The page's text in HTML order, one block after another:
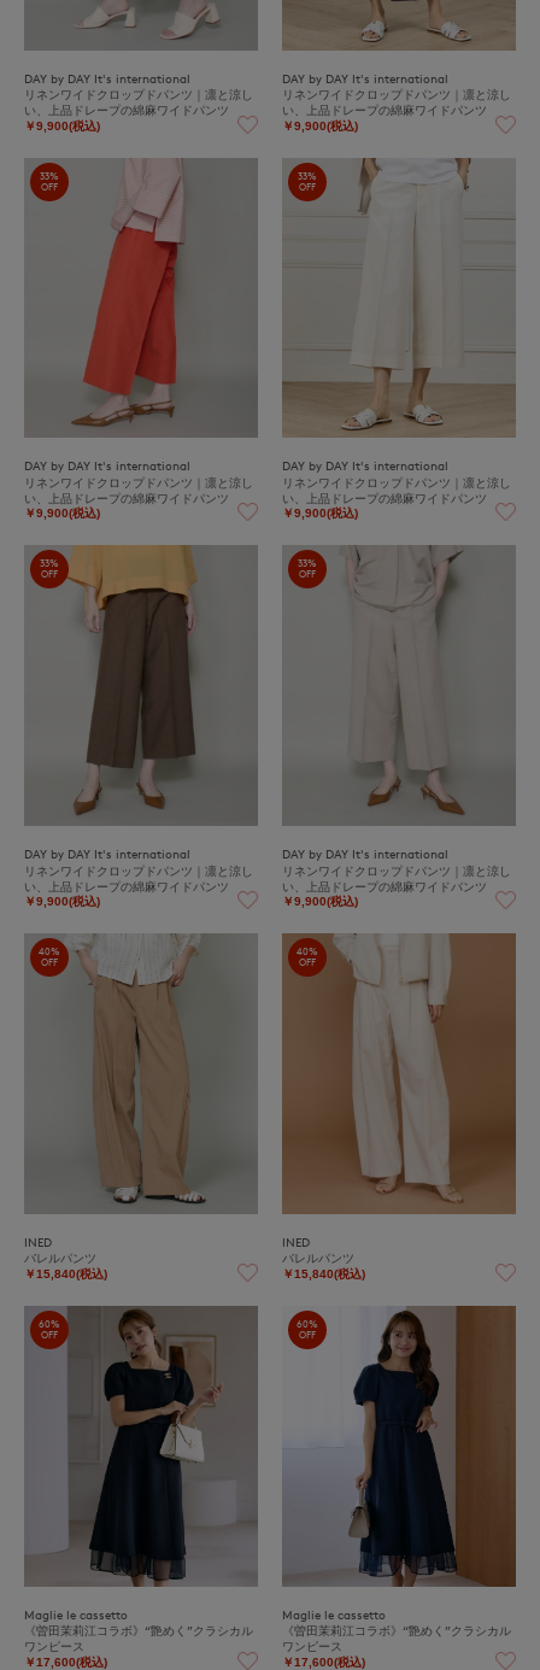
DAY by DAY It's international
リネンワイドクロップドパンツ｜凛と涼し
い、上品ドレープの綿麻ワイドパンツ
￥9,900(税込)
DAY by DAY It's international
リネンワイドクロップドパンツ｜凛と涼し
い、上品ドレープの綿麻ワイドパンツ
￥9,900(税込)
33%
OFF
DAY by DAY It's international
リネンワイドクロップドパンツ｜凛と涼し
い、上品ドレープの綿麻ワイドパンツ
￥9,900(税込)
33%
OFF
DAY by DAY It's international
リネンワイドクロップドパンツ｜凛と涼し
い、上品ドレープの綿麻ワイドパンツ
￥9,900(税込)
33%
OFF
DAY by DAY It's international
リネンワイドクロップドパンツ｜凛と涼し
い、上品ドレープの綿麻ワイドパンツ
￥9,900(税込)
33%
OFF
DAY by DAY It's international
リネンワイドクロップドパンツ｜凛と涼し
い、上品ドレープの綿麻ワイドパンツ
￥9,900(税込)
40%
OFF
INED
バレルパンツ
￥15,840(税込)
40%
OFF
INED
バレルパンツ
￥15,840(税込)
60%
OFF
Maglie le cassetto
《曽田茉莉江コラボ》“艶めく”クラシカル
ワンピース
￥17,600(税込)
60%
OFF
Maglie le cassetto
《曽田茉莉江コラボ》“艶めく”クラシカル
ワンピース
￥17,600(税込)